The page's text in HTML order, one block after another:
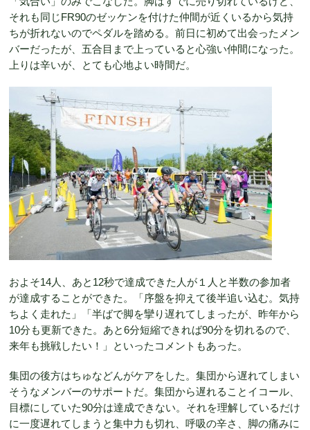
それも同じFR90のゼッケンを付けた仲間が近くいるから気持
ちが折れないのでペダルを踏める。前日に初めて出会ったメン
バーだったが、五合目まで上っていると心強い仲間になった。
上りは辛いが、とても心地よい時間だ。
およそ14人、あと12秒で達成できた人が１人と半数の参加者
が達成することができた。「序盤を抑えて後半追い込む。気持
ちよく走れた」「半ばで脚を攣り遅れてしまったが、昨年から
10分も更新できた。あと6分短縮できれば90分を切れるので、
来年も挑戦したい！」といったコメントもあった。
集団の後方はちゅなどんがケアをした。集団から遅れてしまい
そうなメンバーのサポートだ。集団から遅れることイコール、
目標にしていた90分は達成できない。それを理解しているだけ
に一度遅れてしまうと集中力も切れ、呼吸の辛さ、脚の痛みに